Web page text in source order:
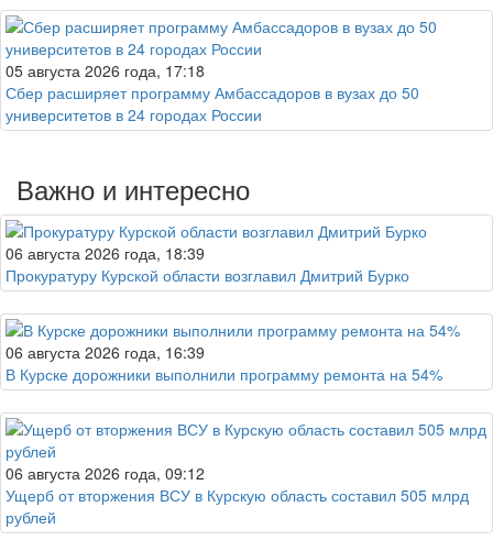
05 августа 2026 года, 17:18
Сбер расширяет программу Амбассадоров в вузах до 50
университетов в 24 городах России
Важно и интересно
06 августа 2026 года, 18:39
Прокуратуру Курской области возглавил Дмитрий Бурко
06 августа 2026 года, 16:39
В Курске дорожники выполнили программу ремонта на 54%
06 августа 2026 года, 09:12
Ущерб от вторжения ВСУ в Курскую область составил 505 млрд
рублей